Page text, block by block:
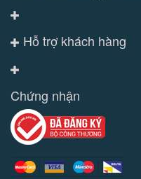
Hỗ trợ khách hàng
Chứng nhận